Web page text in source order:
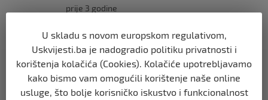
prije 3 godine
TIMELINE
Staša Košarac na mukama: Evo šta su
mu uradili
prije 3 godine
U skladu s novom europskom regulativom,
Uskvijesti.ba je nadogradio politiku privatnosti i
korištenja kolačića (Cookies). Kolačiće upotrebljavamo
kako bismo vam omogućili korištenje naše online
usluge, što bolje korisničko iskustvo i funkcionalnost